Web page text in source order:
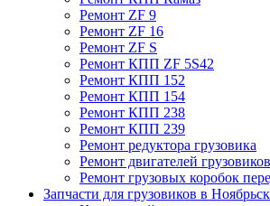
Ремонт ZF 9
Ремонт ZF 16
Ремонт ZF S
Ремонт КПП ZF 5S42
Ремонт КПП 152
Ремонт КПП 154
Ремонт КПП 238
Ремонт КПП 239
Ремонт редуктора грузовика
Ремонт двигателей грузовиков
Ремонт грузовых коробок
Запчасти для грузовиков в